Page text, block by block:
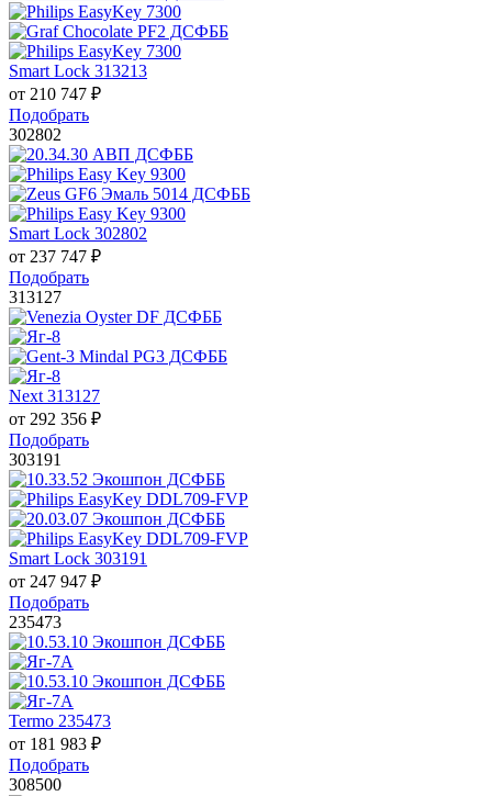
Smart Lock 313213
от 210 747 ₽
Подобрать
302802
Smart Lock 302802
от 237 747 ₽
Подобрать
313127
Next 313127
от 292 356 ₽
Подобрать
303191
Smart Lock 303191
от 247 947 ₽
Подобрать
235473
Termo 235473
от 181 983 ₽
Подобрать
308500